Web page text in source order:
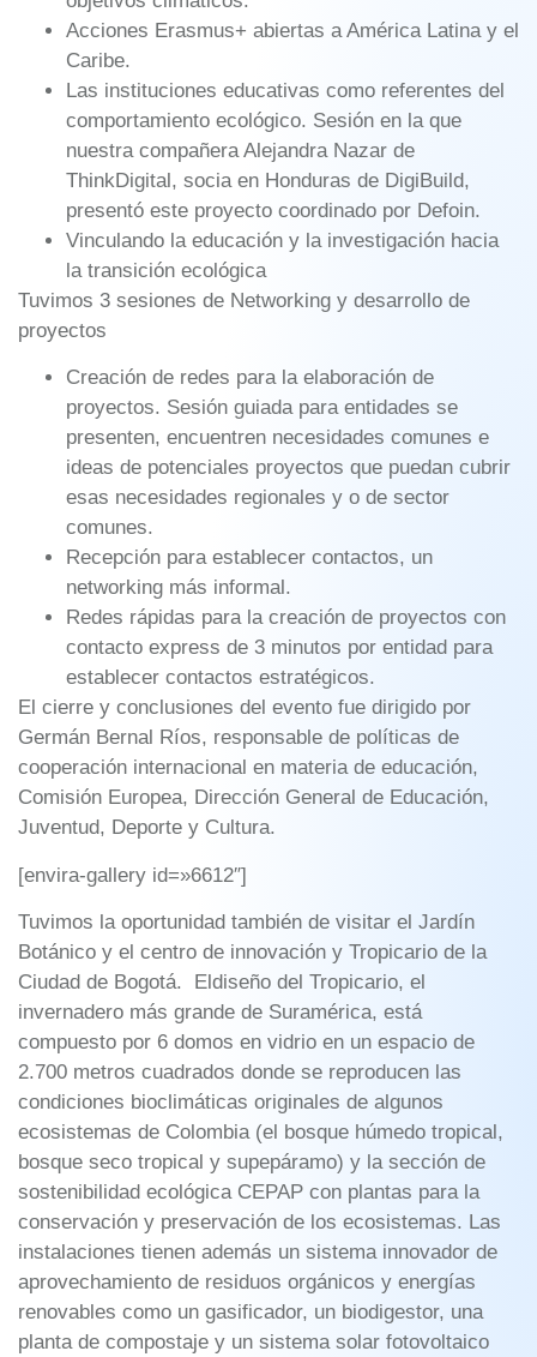
Acciones Erasmus+ abiertas a América Latina y el
Caribe.
Las instituciones educativas como referentes del
comportamiento ecológico. Sesión en la que
nuestra compañera Alejandra Nazar de
ThinkDigital, socia en Honduras de DigiBuild,
presentó este proyecto coordinado por Defoin.
Vinculando la educación y la investigación hacia
la transición ecológica
Tuvimos 3 sesiones de Networking y desarrollo de
proyectos
Creación de redes para la elaboración de
proyectos. Sesión guiada para entidades se
presenten, encuentren necesidades comunes e
ideas de potenciales proyectos que puedan cubrir
esas necesidades regionales y o de sector
comunes.
Recepción para establecer contactos, un
networking más informal.
Redes rápidas para la creación de proyectos con
contacto express de 3 minutos por entidad para
establecer contactos estratégicos.
El cierre y conclusiones del evento fue dirigido por
Germán Bernal Ríos, responsable de políticas de
cooperación internacional en materia de educación,
Comisión Europea, Dirección General de Educación,
Juventud, Deporte y Cultura.
[envira-gallery id=»6612″]
Tuvimos la oportunidad también de visitar el Jardín
Botánico y el centro de innovación y Tropicario de la
Ciudad de Bogotá. Eldiseño del Tropicario, el
invernadero más grande de Suramérica, está
compuesto por 6 domos en vidrio en un espacio de
2.700 metros cuadrados donde se reproducen las
condiciones bioclimáticas originales de algunos
ecosistemas de Colombia (el bosque húmedo tropical,
bosque seco tropical y supepáramo) y la sección de
sostenibilidad ecológica CEPAP con plantas para la
conservación y preservación de los ecosistemas. Las
instalaciones tienen además un sistema innovador de
aprovechamiento de residuos orgánicos y energías
renovables como un gasificador, un biodigestor, una
planta de compostaje y un sistema solar fotovoltaico